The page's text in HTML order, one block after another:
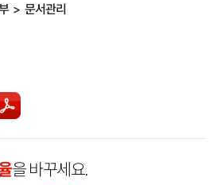
문서관리
을 바꾸세요.